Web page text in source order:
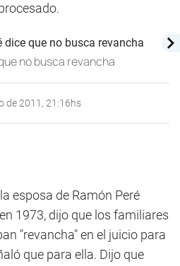
no busca revancha
de 2011, 21:16hs
esposa de Ramón Peré
1973, dijo que los familiares
"revancha" en el juicio para
que para ella. Dijo que